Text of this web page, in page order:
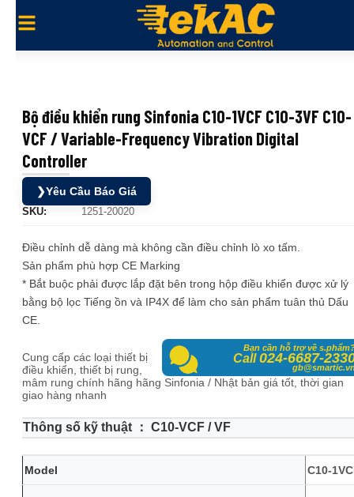
Bộ điều khiển rung Sinfonia C10-1VCF C10-3VF C10-
VCF / Variable-Frequency Vibration Digital
Controller
❯Yêu Cầu Báo Giá
SKU: 1251-20020
Điều chỉnh dễ dàng mà không cần điều chỉnh lò xo tấm.
Sản phẩm phù hợp CE Marking
* Bắt buộc phải được lắp đặt bên trong hộp điều khiển được xử lý
bằng bộ lọc Tiếng ồn và IP4X để làm cho sản phẩm tuân thủ Dấu
CE.
Bạn cần hỗ trợ về
Call024-6687-
Cung cấp các loại thiết bị
điều khiển, thiết bị rung,
mâm rung chính hãng hãng Sinfonia / Nhật bản giá tốt, thời gian
giao hàng nhanh
Thông số kỹ thuật ： C10-VCF / VF
Model C10-